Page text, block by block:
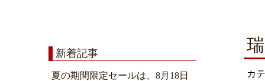
新着記事
夏の期間限定セールは、8月18日
カ